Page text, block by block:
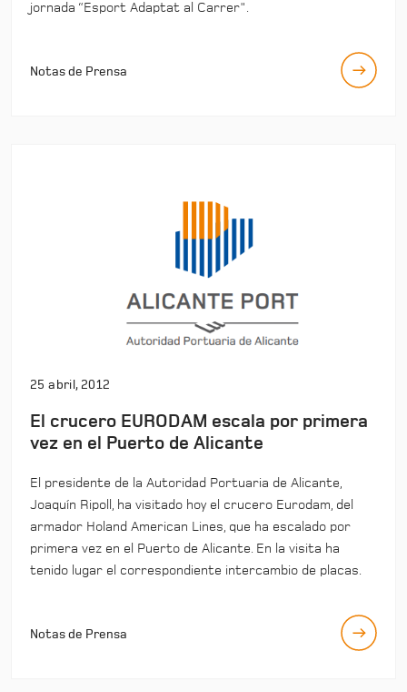
jornada “Esport Adaptat al Carrer".
Notas de Prensa
25 abril, 2012
El crucero EURODAM escala por primera
vez en el Puerto de Alicante
El presidente de la Autoridad Portuaria de Alicante,
Joaquín Ripoll, ha visitado hoy el crucero Eurodam, del
armador Holand American Lines, que ha escalado por
primera vez en el Puerto de Alicante. En la visita ha
tenido lugar el correspondiente intercambio de placas.
Notas de Prensa